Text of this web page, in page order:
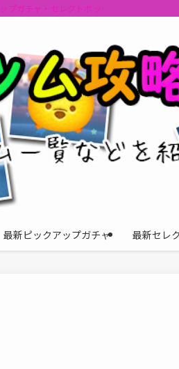
ガチャ・セレクトボックスの情報を最
最新ピックアップガチャ 最新セレ